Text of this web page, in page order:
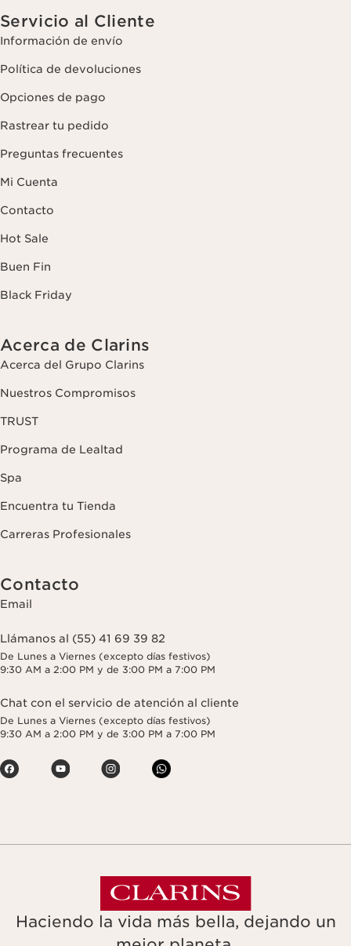
Servicio al Cliente
Información de envío
Política de devoluciones
Opciones de pago
Rastrear tu pedido
Preguntas frecuentes
Mi Cuenta
Contacto
Hot Sale
Buen Fin
Black Friday
Acerca de Clarins
Acerca del Grupo Clarins
Nuestros Compromisos
TRUST
Programa de Lealtad
Spa
Encuentra tu Tienda
Carreras Profesionales
Contacto
Email
Llámanos al (55) 41 69 39 82
De Lunes a Viernes (excepto días festivos)
9:30 AM a 2:00 PM y de 3:00 PM a 7:00 PM
Chat con el servicio de atención al cliente
De Lunes a Viernes (excepto días festivos)
9:30 AM a 2:00 PM y de 3:00 PM a 7:00 PM
Haciendo la vida más bella, dejando un